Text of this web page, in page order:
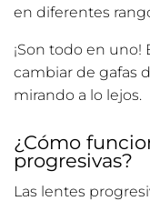
en diferentes
¡Son todo en
cambiar de gafas
mirando a lo lejos.
¿Cómo
progresivas?
Las lentes